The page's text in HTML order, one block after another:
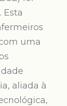
Esta
uma
aliada à